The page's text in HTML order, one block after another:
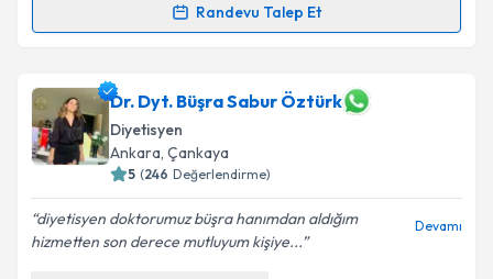
Kişisel verilerimin işlenmesine ilişkin
Metni'ni okudum ve kişisel verilerimin belirtilen
Takvim Talebini Gönder
Randevu Talep Et
Randevu Takvimi Talebi
Dyt. Sena Zeynep Korkmaziçin randevu takvimi
talebi oluşturun. Size bu uzmandan randevu almanız
için bir takvim hazırlandığında e-posta ile
bilgilendireceğiz.
E-posta Adresiniz
Dr. Dyt. Büşra Sabur Öztürk
Diyetisyen
Ankara, Çankaya
5 (246 Değerlendirme)
diyetisyen doktorumuz büşra hanımdan aldığım
hizmetten son derece mutluyum kişiye...
Devamı